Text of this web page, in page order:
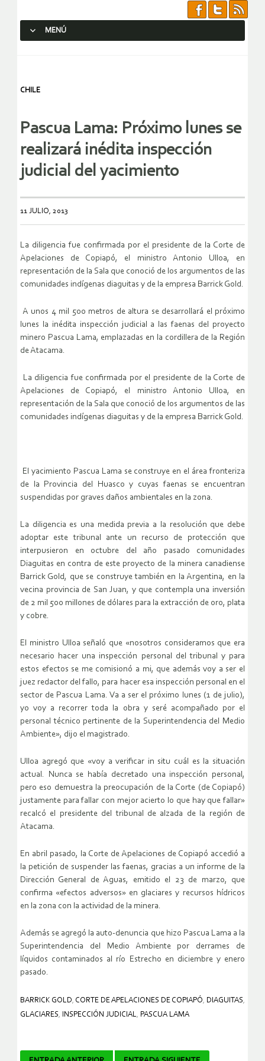
MENÚ
CHILE
Pascua Lama: Próximo lunes se
realizará inédita inspección
judicial del yacimiento
11 JULIO, 2013
La diligencia fue confirmada por el presidente de la Corte de
Apelaciones de Copiapó, el ministro Antonio Ulloa, en
representación de la Sala que conoció de los argumentos de las
comunidades indígenas diaguitas y de la empresa Barrick Gold.
A unos 4 mil 500 metros de altura se desarrollará el próximo
lunes la inédita inspección judicial a las faenas del proyecto
minero Pascua Lama, emplazadas en la cordillera de la Región
de Atacama.
La diligencia fue confirmada por el presidente de la Corte de
Apelaciones de Copiapó, el ministro Antonio Ulloa, en
representación de la Sala que conoció de los argumentos de las
comunidades indígenas diaguitas y de la empresa Barrick Gold.
El yacimiento Pascua Lama se construye en el área fronteriza
de la Provincia del Huasco y cuyas faenas se encuentran
suspendidas por graves daños ambientales en la zona.
La diligencia es una medida previa a la resolución que debe
adoptar este tribunal ante un recurso de protección que
interpusieron en octubre del año pasado comunidades
Diaguitas en contra de este proyecto de la minera canadiense
Barrick Gold, que se construye también en la Argentina, en la
vecina provincia de San Juan, y que contempla una inversión
de 2 mil 500 millones de dólares para la extracción de oro, plata
y cobre.
El ministro Ulloa señaló que «nosotros consideramos que era
necesario hacer una inspección personal del tribunal y para
estos efectos se me comisionó a mi, que además voy a ser el
juez redactor del fallo, para hacer esa inspección personal en el
sector de Pascua Lama. Va a ser el próximo lunes (1 de julio),
yo voy a recorrer toda la obra y seré acompañado por el
personal técnico pertinente de la Superintendencia del Medio
Ambiente», dijo el magistrado.
Ulloa agregó que «voy a verificar in situ cuál es la situación
actual. Nunca se había decretado una inspección personal,
pero eso demuestra la preocupación de la Corte (de Copiapó)
justamente para fallar con mejor acierto lo que hay que fallar»
recalcó el presidente del tribunal de alzada de la región de
Atacama.
En abril pasado, la Corte de Apelaciones de Copiapó accedió a
la petición de suspender las faenas, gracias a un informe de la
Dirección General de Aguas, emitido el 23 de marzo, que
confirma «efectos adversos» en glaciares y recursos hídricos
en la zona con la actividad de la minera.
Además se agregó la auto-denuncia que hizo Pascua Lama a la
Superintendencia del Medio Ambiente por derrames de
líquidos contaminados al río Estrecho en diciembre y enero
pasado.
BARRICK GOLD, CORTE DE APELACIONES DE COPIAPÓ, DIAGUITAS,
GLACIARES, INSPECCIÓN JUDICIAL, PASCUA LAMA